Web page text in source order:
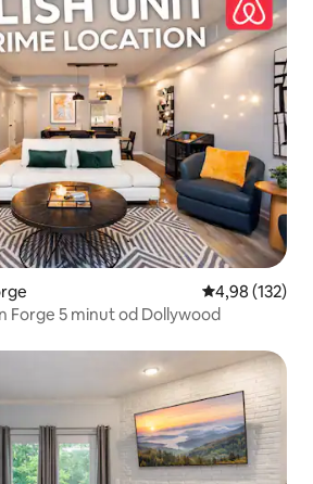
kategorii Wybór gości
Średnia
4,98 (132)
Forge 5 minut od Dollywood
kategorii Wybór gości